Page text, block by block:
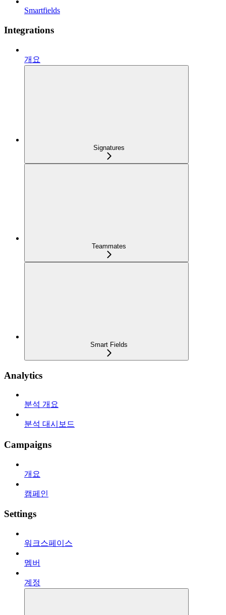
Smartfields
Integrations
개요
Signatures
Teammates
Smart Fields
Analytics
분석 개요
분석 대시보드
Campaigns
개요
캠페인
Settings
워크스페이스
멤버
계정